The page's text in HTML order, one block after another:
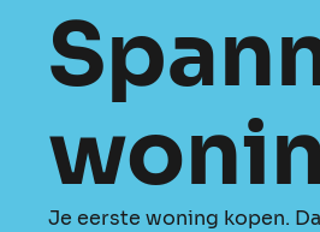
Je eerste woning kopen.